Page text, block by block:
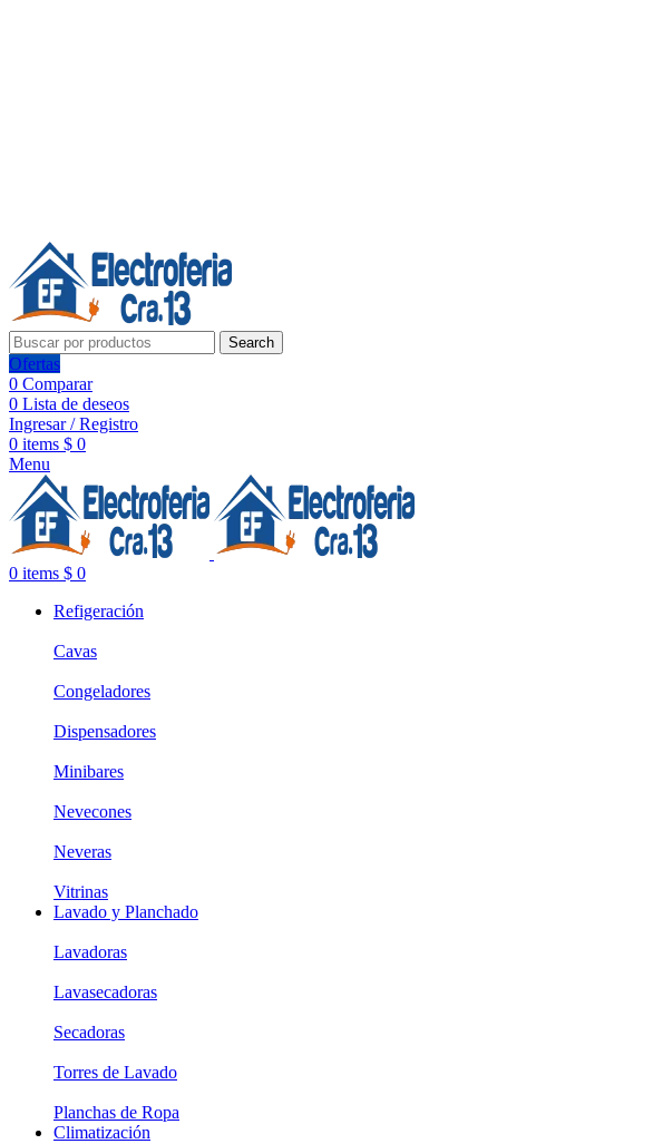
Search
Ofertas
0 Comparar
0 Lista de deseos
Ingresar / Registro
0 items $ 0
Menu
0 items $ 0
Refigeración
Cavas
Congeladores
Dispensadores
Minibares
Nevecones
Neveras
Vitrinas
Lavado y Planchado
Lavadoras
Lavasecadoras
Secadoras
Torres de Lavado
Planchas de Ropa
Climatización